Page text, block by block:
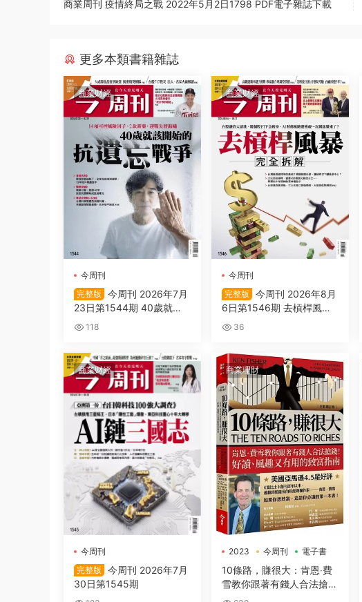
商業周刊 疫情終局之戰 2022年5月2日1798 PDF電子雜誌下載
更多本類書籍雜誌
商業财經
今周刊
完整版
今周刊 2026年7月
23日第1544期 40歲就該
開始的 抗遺忘戰爭
118
商業财經
今周刊
完整版
今周刊 2026年8月
6日第1546期 去槓桿風暴
完全拆解
36
商業财經
今周刊
完整版
今周刊 2026年7月
30日第1545期
商業理財
2023 今周刊 電子書
10條路，賺很大：肯恩‧費
雪教你跟著有錢人合法搶
錢！好讀、風趣又有用的緻